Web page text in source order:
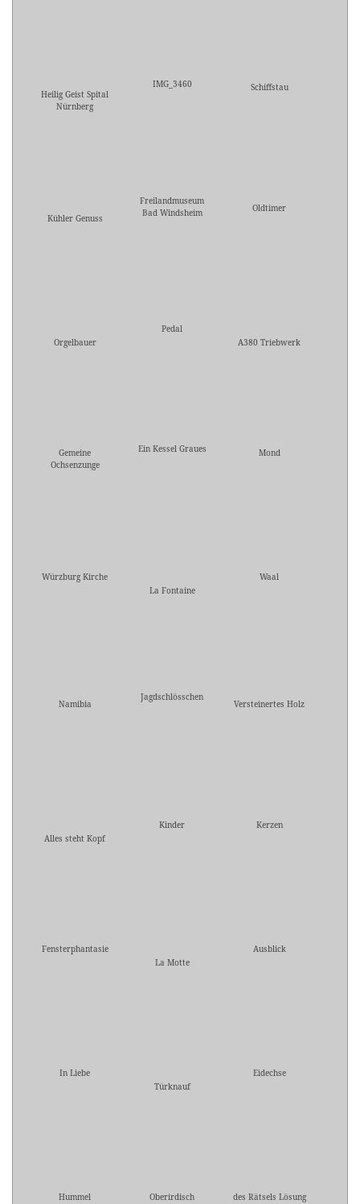
Heilig Geist Spital
Nürnberg
IMG_3460 Schiffstau
Kühler Genuss
Freilandmuseum
Bad Windsheim
Oldtimer
Orgelbauer
Pedal
A380 Triebwerk
Gemeine
Ochsenzunge
Ein Kessel Graues Mond
Würzburg Kirche
La Fontaine
Waal
Namibia
Jagdschlösschen
Versteinertes Holz
Alles steht Kopf
Kinder Kerzen
Fensterphantasie
La Motte
Ausblick
In Liebe
Türknauf
Eidechse
Hummel Oberirdisch des Rätsels Lösung